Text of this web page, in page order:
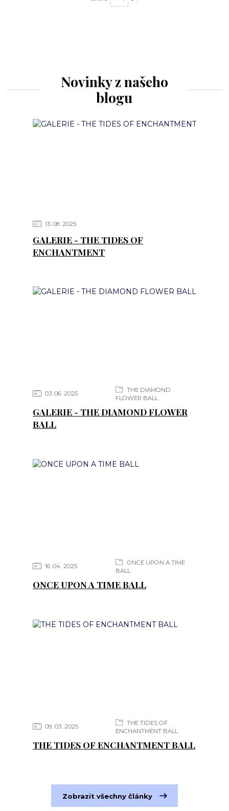
Novinky z našeho
blogu
13 08 2025
GALERIE - THE TIDES OF
ENCHANTMENT
03 06 2025
THE DIAMOND
FLOWER BALL
GALERIE - THE DIAMOND FLOWER
BALL
16 04 2025
ONCE UPON A TIME
BALL
ONCE UPON A TIME BALL
09 03 2025
THE TIDES OF
ENCHANTMENT BALL
THE TIDES OF ENCHANTMENT BALL
Zobrazit všechny články